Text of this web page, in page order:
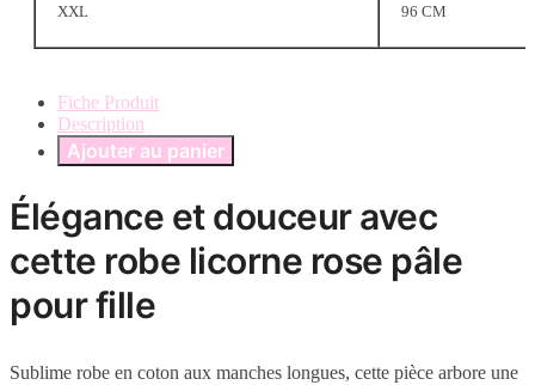
XXL 96 CM
Fiche Produit
Description
Ajouter au panier
Élégance et douceur avec
cette robe licorne rose pâle
pour fille
Sublime robe en coton aux manches longues, cette pièce arbore une